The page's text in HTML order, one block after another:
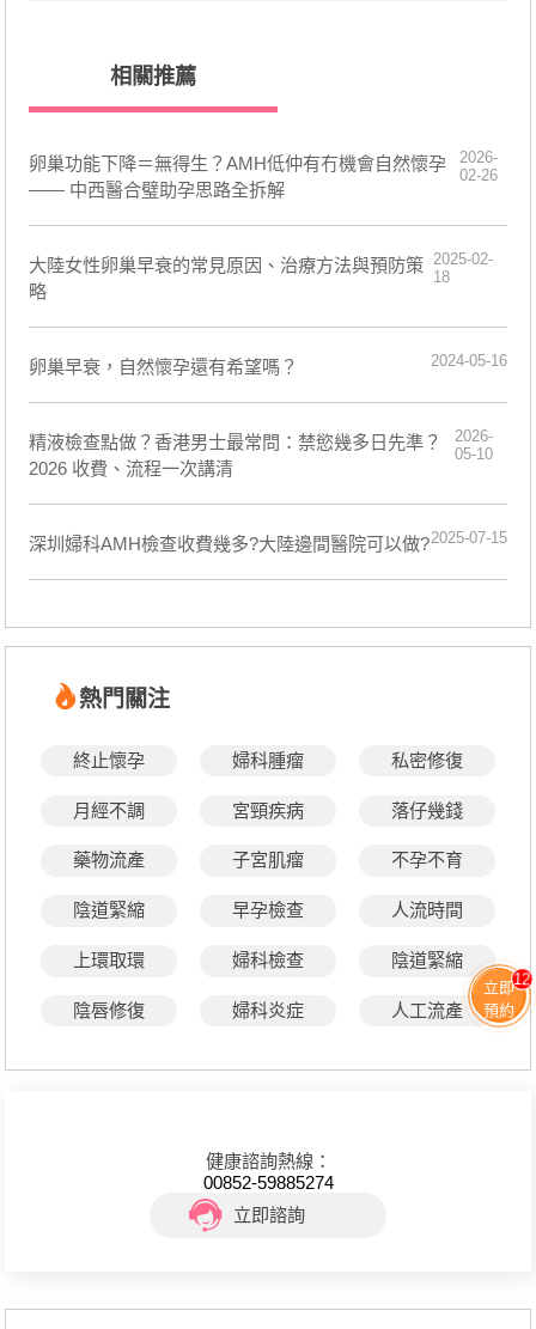
相關推薦
卵巢功能下降＝無得生？AMH低仲有冇機會自然懷孕
—— 中西醫合璧助孕思路全拆解
2026-
02-26
大陸女性卵巢早衰的常見原因、治療方法與預防策
略
2025-02-
18
卵巢早衰，自然懷孕還有希望嗎？ 2024-05-16
精液檢查點做？香港男士最常問：禁慾幾多日先準？
2026 收費、流程一次講清
2026-
05-10
深圳婦科AMH檢查收費幾多?大陸邊間醫院可以做?2025-07-15
熱門關注
終止懷孕 婦科腫瘤 私密修復
月經不調 宮頸疾病 落仔幾錢
藥物流產 子宮肌瘤 不孕不育
陰道緊縮 早孕檢查 人流時間
上環取環 婦科檢查 陰道緊縮
陰唇修復 婦科炎症 人工流產
健康諮詢熱線：
00852-59885274
立即諮詢
立即
預約
12